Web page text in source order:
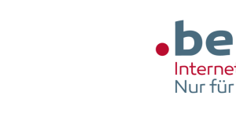
Zum Hauptinhalt springen